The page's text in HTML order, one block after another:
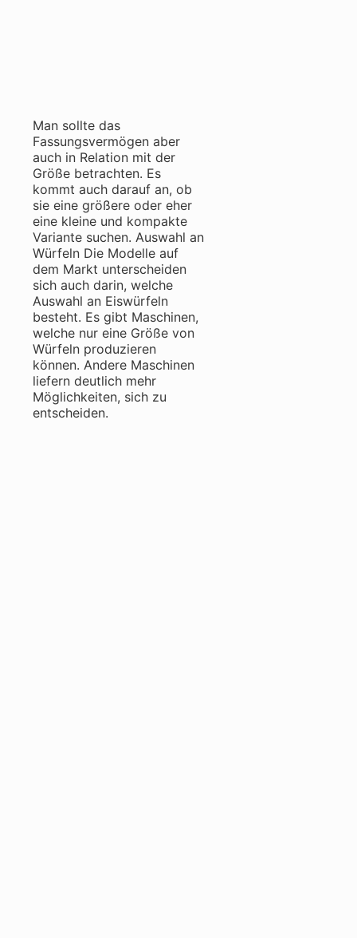
Man sollte das
Fassungsvermögen aber
auch in Relation mit der
Größe betrachten. Es
kommt auch darauf an, ob
sie eine größere oder eher
eine kleine und kompakte
Variante suchen. Auswahl an
Würfeln Die Modelle auf
dem Markt unterscheiden
sich auch darin, welche
Auswahl an Eiswürfeln
besteht. Es gibt Maschinen,
welche nur eine Größe von
Würfeln produzieren
können. Andere Maschinen
liefern deutlich mehr
Möglichkeiten, sich zu
entscheiden.